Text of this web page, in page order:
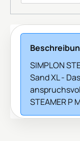
SIMPLON
Sand XL -
STEAMER P